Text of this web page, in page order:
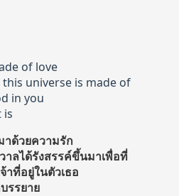
of love
universe is made of
in you
is
าด้วยความรัก
าลได้รังสรรค์ขึ้นมาเพื่อที่
าที่อยู่ในตัวเธอ
รรยาย